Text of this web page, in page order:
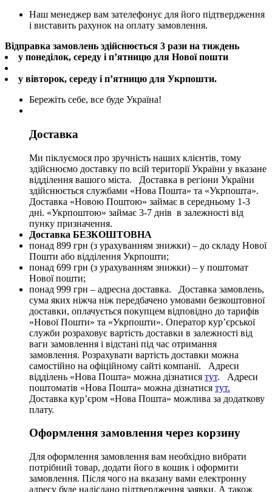
Наш менеджер вам зателефонує для його підтвердження
і виставить рахунок на оплату замовлення.
Відправка замовлень здійснюється 3 рази на тиждень
у понеділок, середу і п’ятницю для Нової пошти
у вівторок, середу і п’ятницю для Укрпошти.
Бережіть себе, все буде Україна!
Доставка
Ми піклуємося про зручність наших клієнтів, тому
здійснюємо доставку по всій території України у вказане
відділення вашого міста. Доставка в регіони України
здійснюється службами «Нова Пошта» та «Укрпошта».
Доставка «Новою Поштою» займає в середньому 1-3
дні. «Укрпоштою» займає 3-7 днів в залежності від
пунку призначення.
Доставка БЕЗКОШТОВНА
понад 899 грн (з урахуванням знижки) – до складу Нової
Пошти або відділення Укрпошти;
понад 699 грн (з урахуванням знижки) – у поштомат
Нової пошти;
понад 999 грн – адресна доставка. Доставка замовлень,
сума яких ніжча ніж передбачено умовами безкоштовної
доставки, оплачується покупцем відповідно до тарифів
«Нової Пошти» та «Укрпошти». Оператор кур’єрської
служби розраховує вартість доставки в залежності від
ваги замовлення і відстані під час отримання
замовлення. Розрахувати вартість доставки можна
самостійно на офіційному сайті компанії. Адреси
відділень «Нова Пошта» можна дізнатися тут. Адреси
поштоматів «Нова Пошта» можна дізнатися тут.
Доставка кур’єром «Нова Пошта» можлива за додаткову
плату.
Оформлення замовлення через корзину
Для оформлення замовлення вам необхідно вибрати
потрібний товар, додати його в кошик і оформити
замовлення. Після чого на вказану вами електронну
адресу буде надіслано підтвердження заявки. А також